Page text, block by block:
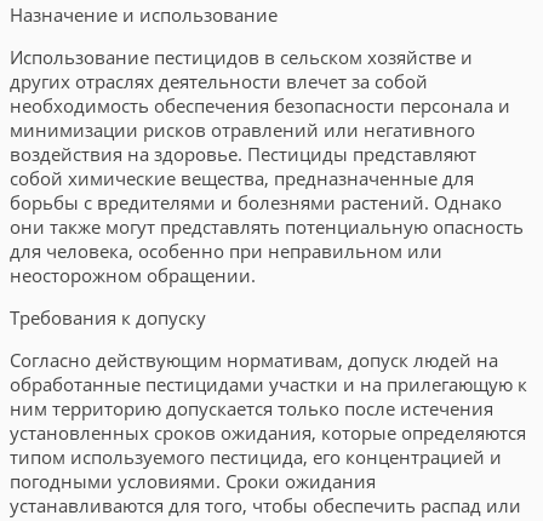
Назначение и использование
Использование пестицидов в сельском хозяйстве и
других отраслях деятельности влечет за собой
необходимость обеспечения безопасности персонала и
минимизации рисков отравлений или негативного
воздействия на здоровье. Пестициды представляют
собой химические вещества, предназначенные для
борьбы с вредителями и болезнями растений. Однако
они также могут представлять потенциальную опасность
для человека, особенно при неправильном или
неосторожном обращении.
Требования к допуску
Согласно действующим нормативам, допуск людей на
обработанные пестицидами участки и на прилегающую к
ним территорию допускается только после истечения
установленных сроков ожидания, которые определяются
типом используемого пестицида, его концентрацией и
погодными условиями. Сроки ожидания
устанавливаются для того, чтобы обеспечить распад или